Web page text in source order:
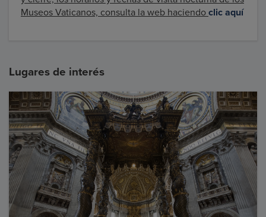
Museos Vaticanos, consulta la web haciendo clic aquí
Lugares de interés